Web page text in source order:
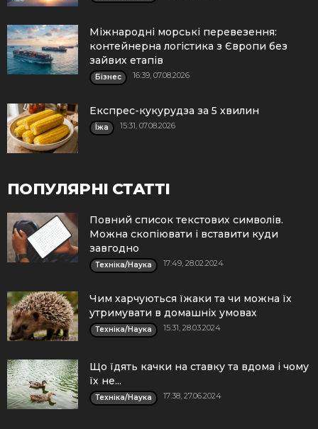
Міжнародні морські перевезення:
контейнерна логістика з Європи без
зайвих етапів
Бізнес 16:39, 07.08.2026
Експрес-кукурудза за 5 хвилин
Їжа 15:31, 07.08.2026
ПОПУЛЯРНІ СТАТТІ
Повний список текстових символів.
Можна скопіювати і вставити куди
завгодно
Техніка/Наука 17:49, 28.02.2024
Чим харчуються їжаки та чи можна їх
утримувати в домашніх умовах
Техніка/Наука 15:31, 28.03.2024
Що їдять качки на ставку та вдома і чому
їх не...
Техніка/Наука 17:38, 27.06.2024